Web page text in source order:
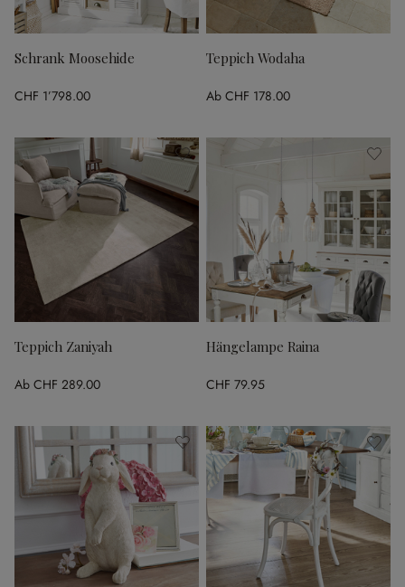
Schrank Moosehide
CHF 1’798.00
Teppich Wodaha
Ab CHF 178.00
Teppich Zaniyah
Ab CHF 289.00
Hängelampe Raina
CHF 79.95